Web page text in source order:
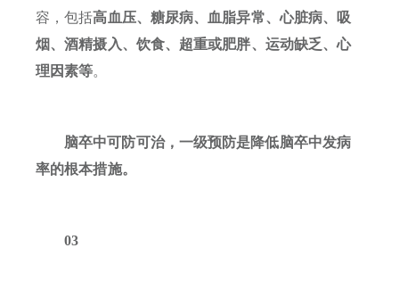
容，包括高血压、糖尿病、血脂异常、心脏病、吸
烟、酒精摄入、饮食、超重或肥胖、运动缺乏、心
理因素等。
脑卒中可防可治，一级预防是降低脑卒中发病
率的根本措施。
03